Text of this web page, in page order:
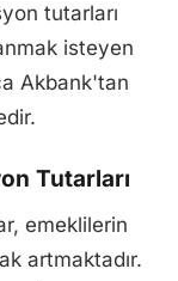
tutarları
isteyen
Akbank'tan
Tutarları
emeklilerin
artmaktadır.